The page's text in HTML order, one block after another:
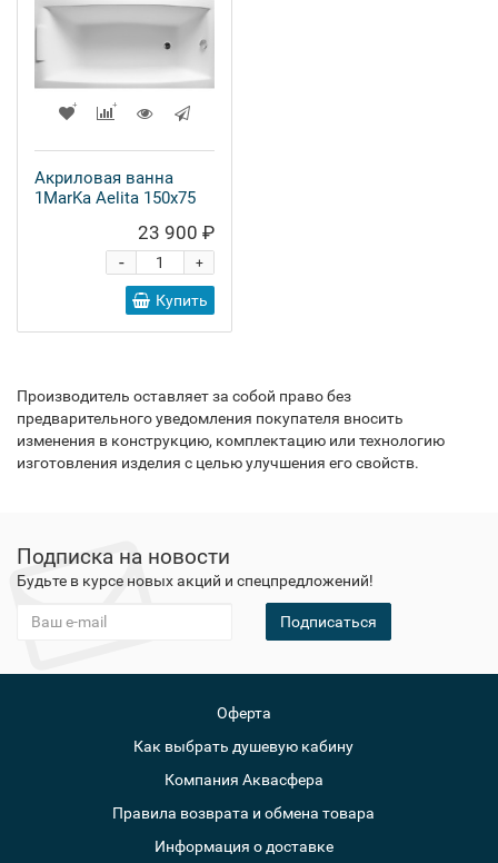
Акриловая ванна
1MarKa Aelita 150x75
23 900 ₽
+
-
Купить
Производитель оставляет за собой право без
предварительного уведомления покупателя вносить
изменения в конструкцию, комплектацию или технологию
изготовления изделия с целью улучшения его свойств.
Подписка на новости
Будьте в курсе новых акций и спецпредложений!
Подписаться
Оферта
Как выбрать душевую кабину
Компания Аквасфера
Правила возврата и обмена товара
Информация о доставке